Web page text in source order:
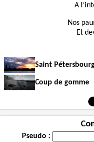
A
Nos
Et
Saint
Coup de gomme
Pseudo :